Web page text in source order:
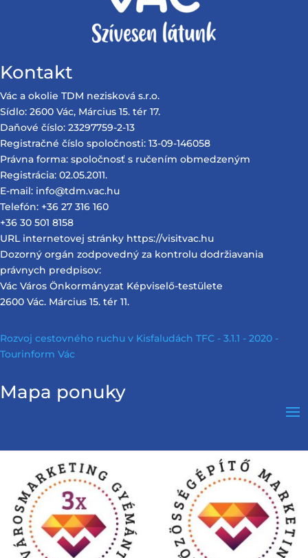
Kontakt
Vác a okolie TDM nezisková s.r.o.
Sídlo: 2600 Vác, Március 15. tér 17.
Daňové číslo: 23297759-2-13
Registračné číslo spoločnosti: 13-09-146058
Právna forma: spoločnosť s ručením obmedzeným
Registrácia: 02.05.2011.
E-mail: info@tdm.vac.hu
Telefón: +36 27 316 160
+36 30 501 8158
URL internetovej stránky https://visitvac.hu
Dozorný orgán zodpovedný za kontrolu dodržiavania
právnych predpisov:
Vác Város Önkormányzat Képviselő-testülete
2600 Vác. Március 15. tér 11.
Rozvoj cestovného ruchu v Kisfaludách TFC - 3.1.1 - 2020 -
Tourinform Vác
Mapa ponuky